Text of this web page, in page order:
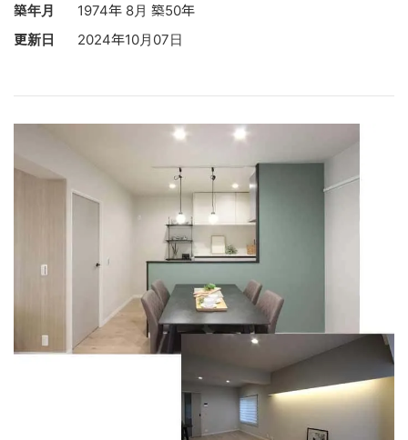
築年月
1974年 8月 築50年
更新日
2024年10月07日